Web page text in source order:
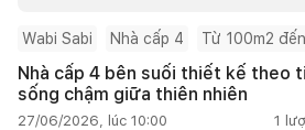
Wabi Sabi Nhà cấp 4 Từ 100m2
Nhà cấp 4 bên suối thiết kế theo
sống chậm giữa thiên nhiên
27/06/2026, lúc 10:00 1